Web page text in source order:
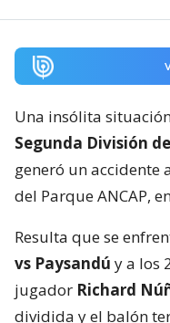
Una insólita
Segunda División
generó un accidente
del Parque ANCAP,
Resulta que se
vs Paysandú y a los
jugador Richard
dividida y el balón